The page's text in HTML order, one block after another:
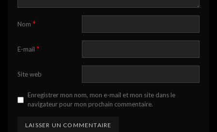
Nom *
E-mail *
Site web
Enregistrer mon nom, mon e-mail et mon site dans le
navigateur pour mon prochain commentaire.